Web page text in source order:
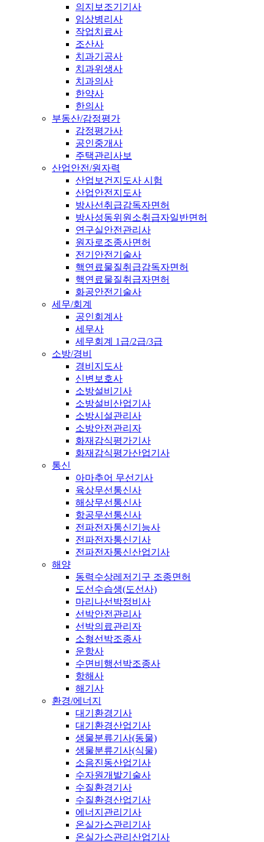
의지보조기기사
임상병리사
작업치료사
조산사
치과기공사
치과위생사
치과의사
한약사
한의사
부동산/감정평가
감정평가사
공인중개사
주택관리사보
산업안전/원자력
산업보건지도사 시험
산업안전지도사
방사선취급감독자면허
방사성동위원소취급자일반면허
연구실안전관리사
원자로조종사면허
전기안전기술사
핵연료물질취급감독자면허
핵연료물질취급자면허
화공안전기술사
세무/회계
공인회계사
세무사
세무회계 1급/2급/3급
소방/경비
경비지도사
신변보호사
소방설비기사
소방설비산업기사
소방시설관리사
소방안전관리자
화재감식평가기사
화재감식평가산업기사
통신
아마추어 무선기사
육상무선통신사
해상무선통신사
항공무선통신사
전파전자통신기능사
전파전자통신기사
전파전자통신산업기사
해양
동력수상레저기구 조종면허
도선수습생(도선사)
마리나선박정비사
선박안전관리사
선박의료관리자
소형선박조종사
운항사
수면비행선박조종사
항해사
해기사
환경/에너지
대기환경기사
대기환경산업기사
생물분류기사(동물)
생물분류기사(식물)
소음진동산업기사
수자원개발기술사
수질환경기사
수질환경산업기사
에너지관리기사
온실가스관리기사
온실가스관리산업기사